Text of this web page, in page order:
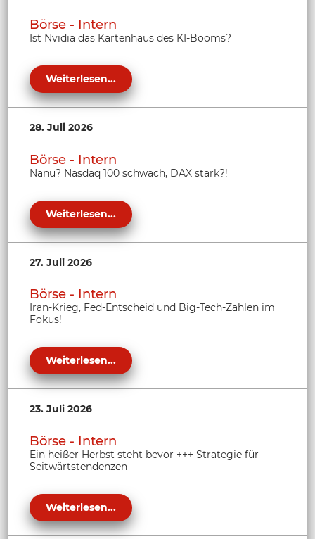
Börse - Intern
Ist Nvidia das Kartenhaus des KI-Booms?
Weiterlesen...
28. Juli 2026
Börse - Intern
Nanu? Nasdaq 100 schwach, DAX stark?!
Weiterlesen...
27. Juli 2026
Börse - Intern
Iran-Krieg, Fed-Entscheid und Big-Tech-Zahlen im
Fokus!
Weiterlesen...
23. Juli 2026
Börse - Intern
Ein heißer Herbst steht bevor +++ Strategie für
Seitwärtstendenzen
Weiterlesen...